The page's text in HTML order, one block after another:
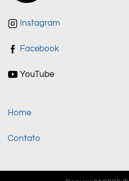
Instagram
Facebook
YouTube
Home
Contato